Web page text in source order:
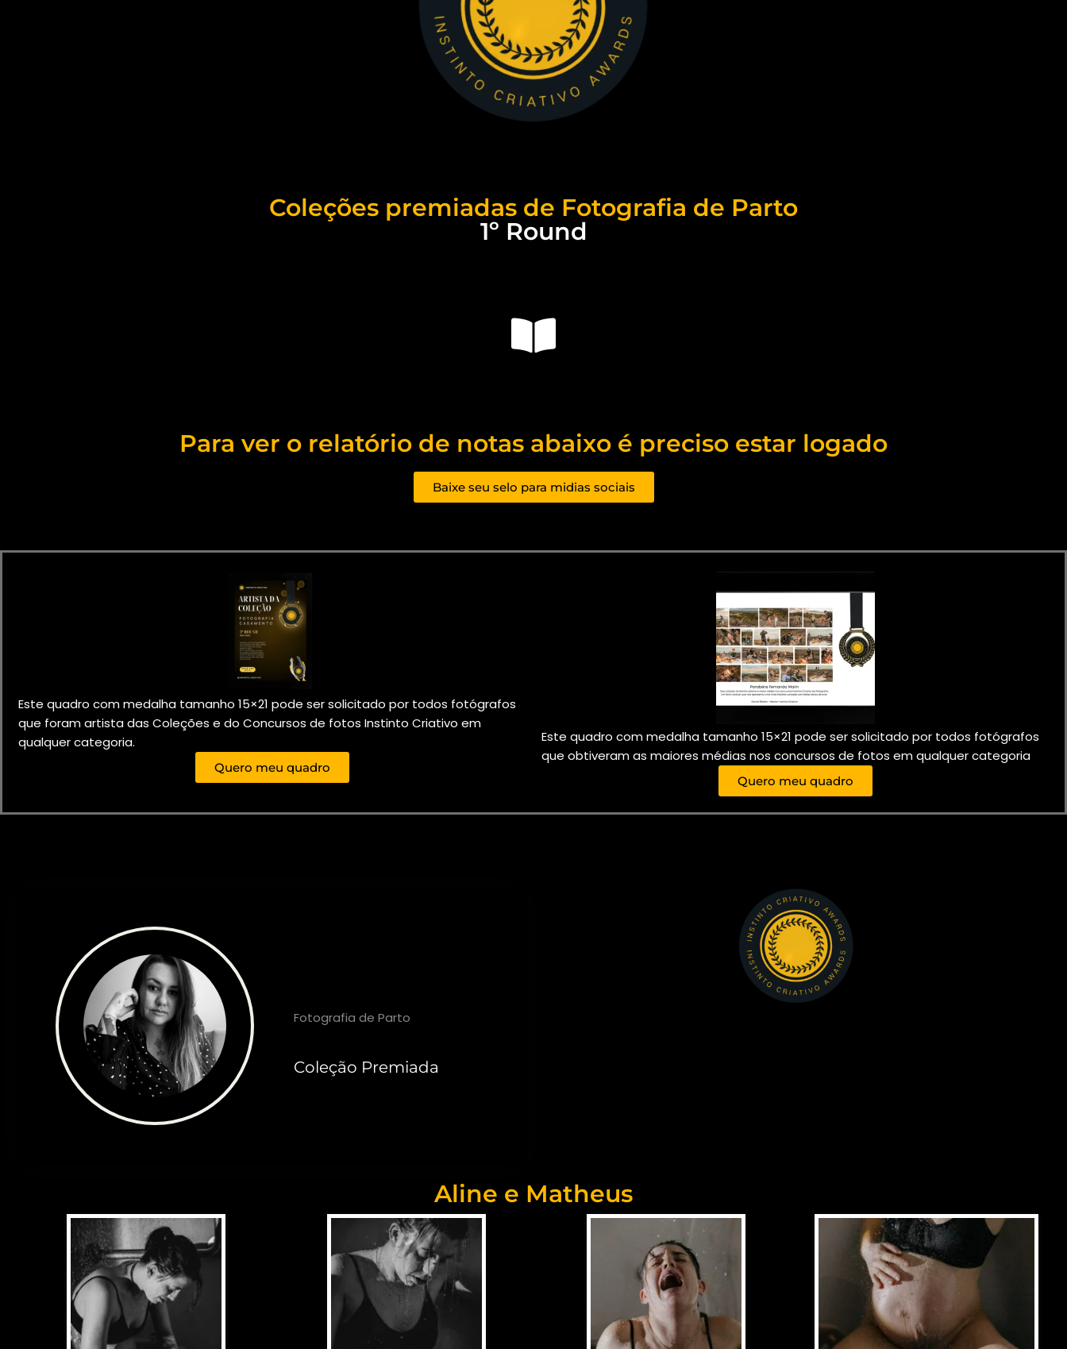
Coleções premiadas de Fotografia de Parto
1º Round
Para ver o relatório de notas abaixo é preciso estar logado
Baixe seu selo para midias sociais
Este quadro com medalha tamanho 15×21 pode ser solicitado por todos fotógrafos
que foram artista das Coleções e do Concursos de fotos Instinto Criativo em
qualquer categoria.
Quero meu quadro
Este quadro com medalha tamanho 15×21 pode ser solicitado por todos fotógrafos
que obtiveram as maiores médias nos concursos de fotos em qualquer categoria
Quero meu quadro
Fotografia de Parto
Coleção Premiada
Aline e Matheus